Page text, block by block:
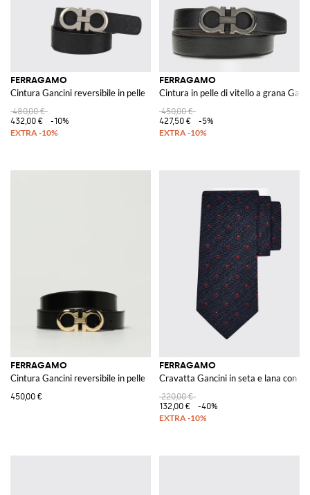
FERRAGAMO
Cintura Gancini reversibile in pelle
480,00 €
432,00 €
-10%
FERRAGAMO
Cintura in pelle di vitello a grana
450,00 €
427,50 €
-5%
FERRAGAMO
Cintura Gancini reversibile in pelle
450,00 €
FERRAGAMO
Cravatta Gancini in seta e lana con
220,00 €
132,00 €
-40%